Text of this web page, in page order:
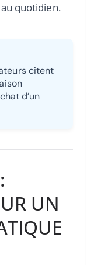
quotidien.
citent
d’un
UN